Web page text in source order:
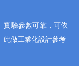
實驗參數可靠，可依
此做工業化設計參考